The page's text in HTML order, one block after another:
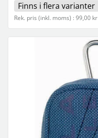
Finns i flera varianter
Rek. pris (inkl. moms) : 99,00 kr